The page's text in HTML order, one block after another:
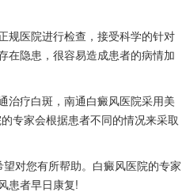
医院进行检查，接受科学的针对
在隐患，很容易造成患者的病情加
疗白斑，南通白癜风医院采用美
专家会根据患者不同的情况来采取
对您有所帮助。白癜风医院的专家
患者早日康复!